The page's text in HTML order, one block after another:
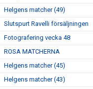
Helgens matcher (49)
Slutspurt Ravelli försäljningen
Fotografering vecka 48
ROSA MATCHERNA
Helgens matcher (45)
Helgens matcher (43)